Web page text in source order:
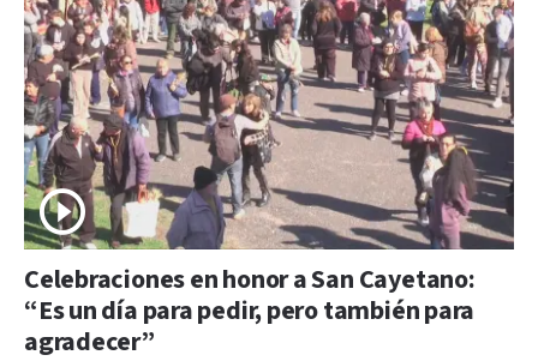
Celebraciones en honor a San Cayetano:
“Es un día para pedir, pero también para
agradecer”